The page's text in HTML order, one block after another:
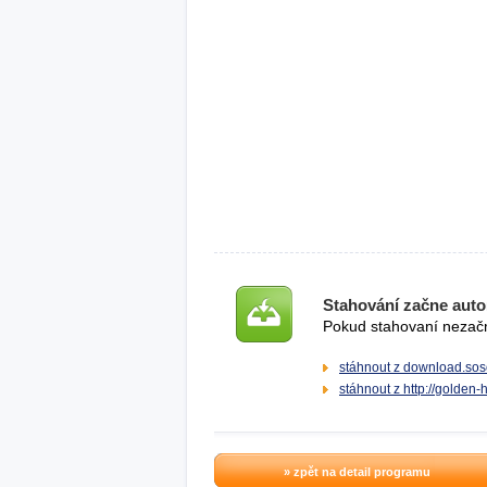
Stahování začne
Pokud stahovaní
stáhnout z
stáhnout z http://golden-
» zpět na detail programu